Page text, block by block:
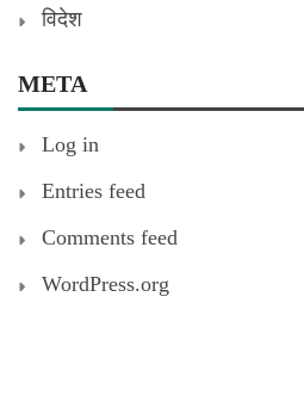
विदेश
META
Log in
Entries feed
Comments feed
WordPress.org